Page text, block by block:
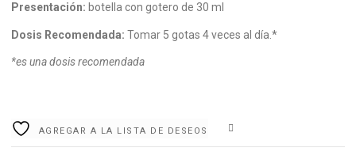
Presentación: botella con gotero de 30 ml
Dosis Recomendada: Tomar 5 gotas 4 veces al día.*
*es una dosis recomendada
AGREGAR A LA LISTA DE DESEOS